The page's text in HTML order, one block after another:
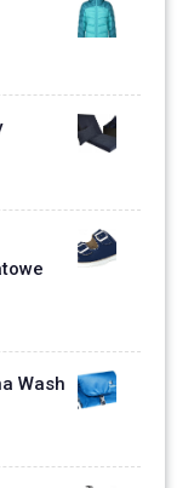
Wash